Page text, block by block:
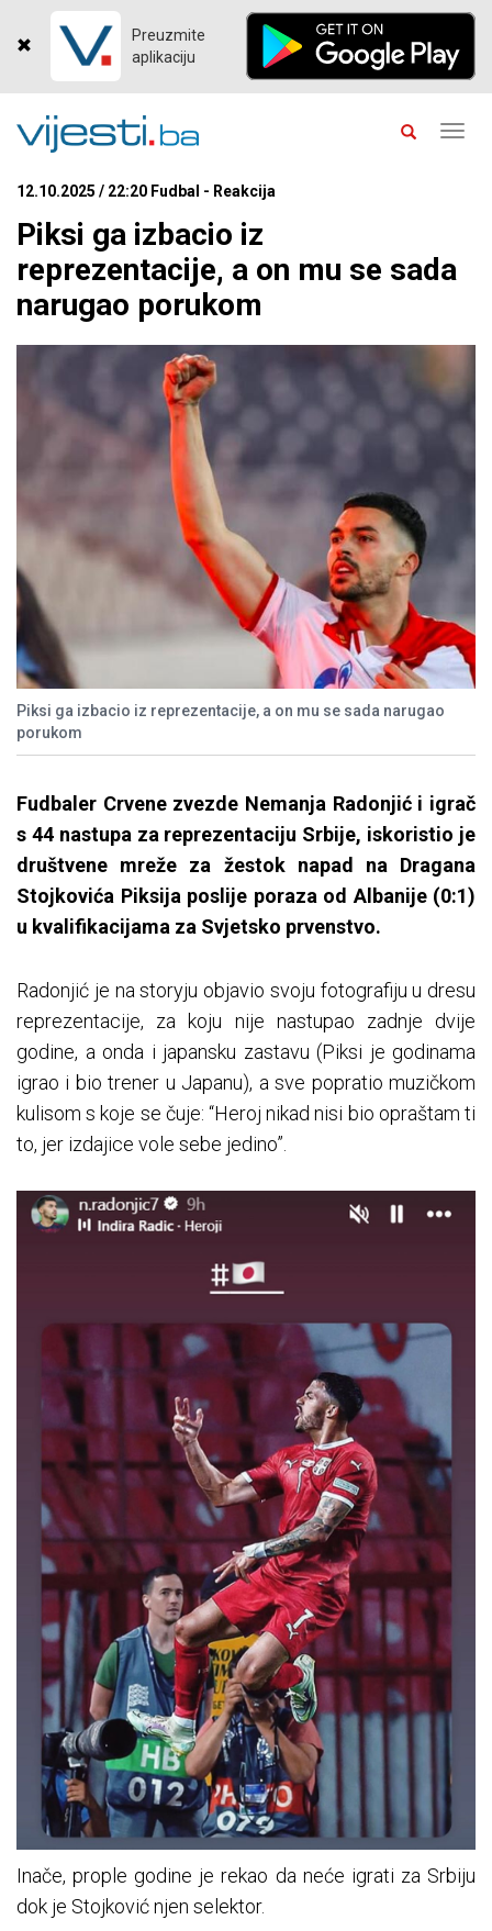
Preuzmite
aplikaciju
12.10.2025 / 22:20 Fudbal - Reakcija
Piksi ga izbacio iz
reprezentacije, a on mu se sada
narugao porukom
Piksi ga izbacio iz reprezentacije, a on mu se sada narugao
porukom
Fudbaler Crvene zvezde Nemanja Radonjić i igrač
s 44 nastupa za reprezentaciju Srbije, iskoristio je
društvene mreže za žestok napad na Dragana
Stojkovića Piksija poslije poraza od Albanije (0:1)
u kvalifikacijama za Svjetsko prvenstvo.
Radonjić je na storyju objavio svoju fotografiju u dresu
reprezentacije, za koju nije nastupao zadnje dvije
godine, a onda i japansku zastavu (Piksi je godinama
igrao i bio trener u Japanu), a sve popratio muzičkom
kulisom s koje se čuje: “Heroj nikad nisi bio opraštam ti
to, jer izdajice vole sebe jedino”.
Inače, prople godine je rekao da neće igrati za Srbiju
dok je Stojković njen selektor.